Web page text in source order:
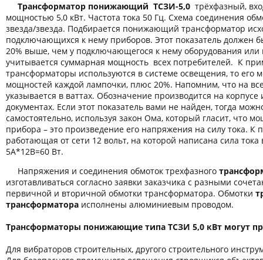
Трансформатор понижающий ТСЗИ-5,0 трёхфазный,
мощностью 5,0 кВт. Частота тока 50 Гц. Схема соединения
звезда/звезда. Подбирается понижающий трансформатор
подключающихся к нему приборов. Этот показатель должен
20% выше, чем у подключающегося к нему оборудования или
учитывается суммарная мощность всех потребителей. К
трансформаторы используются в системе освещения, то его
мощностей каждой лампочки, плюс 20%. Напомним, что на
указывается в ваттах. Обозначение производится на
документах. Если этот показатель вами не найден, тогда
самостоятельно, используя закон Ома, который гласит, что
прибора – это произведение его напряжения на силу тока. К
работающая от сети 12 вольт, на которой написана сила
5А*12В=60 Вт.
Напряжения и соединения обмоток трехфазного
изготавливаться согласно заявки заказчика с разными
первичной и вторичной обмотки трансформатора. Обмотки
трансформатора исполнены алюминиевым проводом.
Трансформаторы понижающие типа ТСЗИ 5,0 кВт могут
Для вибраторов строительных, другого строительного